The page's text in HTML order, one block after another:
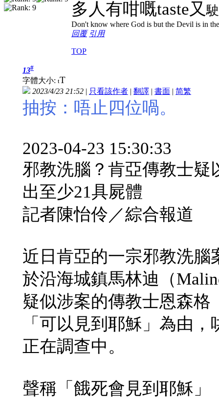
多人有咁嘅taste又
Don't know where God is but the Devil is in
回覆 引用
TOP
13#
字體大小: tT
2023/4/23 21:52 | 只看該作者 | 翻譯 | 書面 | 简繁
抽按：唔止四位喎。
2023-04-23 15:30:33
邪教洗腦？肯亞傳教士疑
出至少21具屍體
記者陳怡伶／綜合報道
近日肯亞的一宗邪教洗腦
於沿海城鎮馬林迪（
疑似涉案的傳教士恩森格
「可以見到耶穌」為由
正在調查中。
聲稱「餓死會見到耶穌」